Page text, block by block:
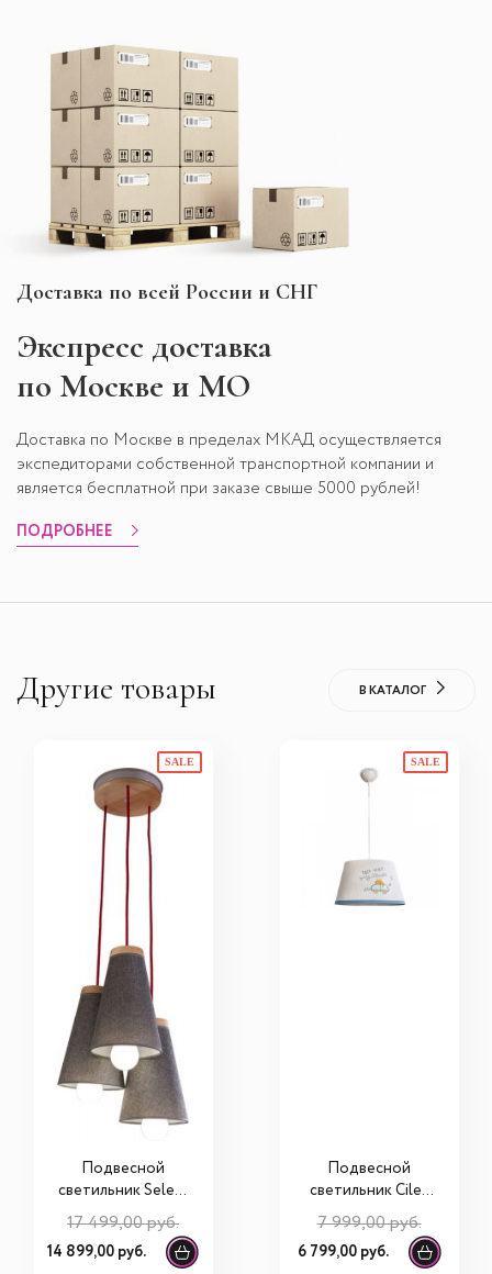
Доставка по всей России и СНГ
Экспресс доставка
по Москве и МО
Доставка по Москве в пределах МКАД осуществляется
экспедиторами собственной транспортной компании и
является бесплатной при заказе свыше 5000 рублей!
ПОДРОБНЕЕ
Другие товары В КАТАЛОГ
SALE
Подвесной
светильник Select
21.10.6362.00
17 499,00 руб.
14 899,00 руб.
SALE
Подвесной
светильник Cilek
Baby Boy
21.10.6365.00
7 999,00 руб.
6 799,00 руб.